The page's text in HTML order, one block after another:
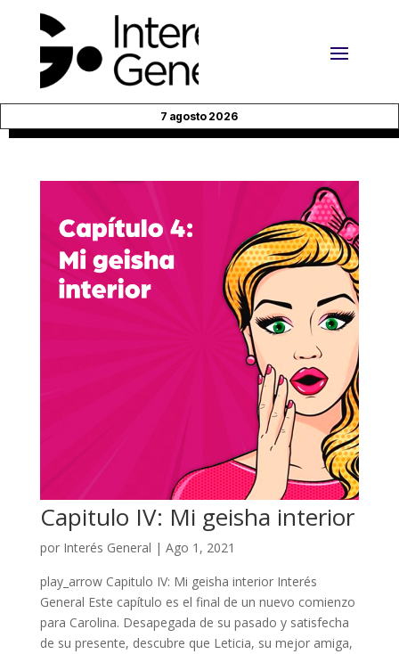
7 agosto 2026
Capitulo IV: Mi geisha interior
por Interés General | Ago 1, 2021
play_arrow Capitulo IV: Mi geisha interior Interés
General Este capítulo es el final de un nuevo comienzo
para Carolina. Desapegada de su pasado y satisfecha
de su presente, descubre que Leticia, su mejor amiga,